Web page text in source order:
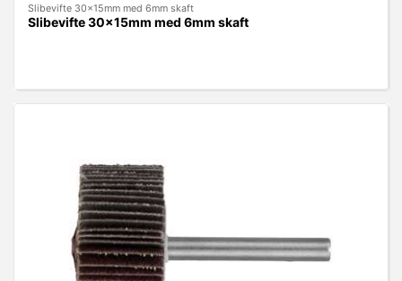
Slibevifte 30x15mm med 6mm skaft
Slibevifte 30x15mm med 6mm skaft